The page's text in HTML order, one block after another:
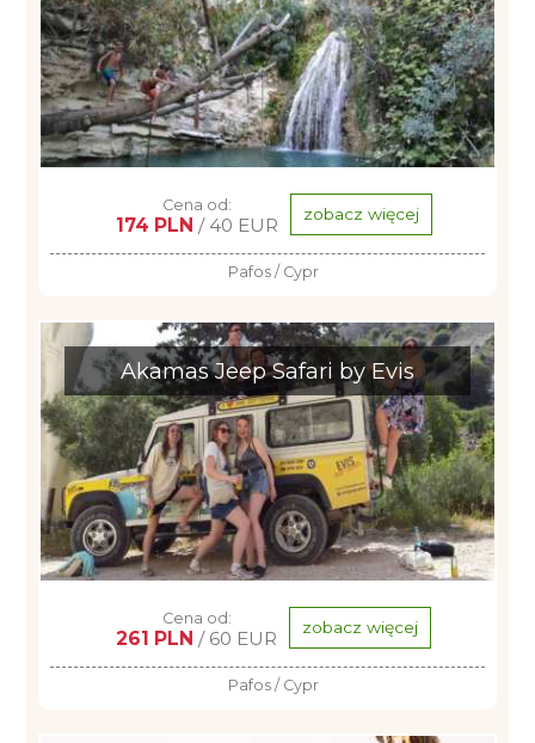
Cena od:
174 PLN / 40 EUR zobacz więcej
Pafos / Cypr
Akamas Jeep Safari by Evis
Cena od:
261 PLN / 60 EUR zobacz więcej
Pafos / Cypr